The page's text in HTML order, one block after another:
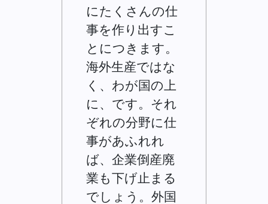
にたくさんの仕
事を作り出すこ
とにつきます。
海外生産ではな
く、わが国の上
に、です。それ
ぞれの分野に仕
事があふれれ
ば、企業倒産廃
業も下げ止まる
でしょう。外国